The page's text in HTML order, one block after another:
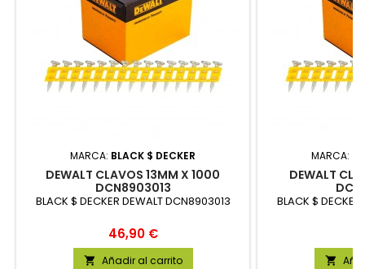
MARCA: BLACK $ DECKER
DEWALT CLAVOS 13MM X 1000
DCN8903013
BLACK $ DECKER DEWALT DCN8903013
Precio
46,90 €
 Añadir al carrito
MARCA:
DEWALT
BLACK $
